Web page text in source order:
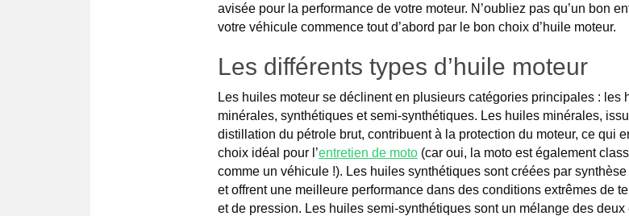
avisée pour la performance de votre moteur. N’oubliez pas qu’un bon
votre véhicule commence tout d’abord par le bon choix d’huile moteur.
Les différents types d’huile moteur
Les huiles moteur se déclinent en plusieurs catégories principales : les
minérales, synthétiques et semi-synthétiques. Les huiles minérales,
distillation du pétrole brut, contribuent à la protection du moteur, ce qui
choix idéal pour l’entretien de moto (car oui, la moto est également
comme un véhicule !). Les huiles synthétiques sont créées par
et offrent une meilleure performance dans des conditions extrêmes de
et de pression. Les huiles semi-synthétiques sont un mélange des deux